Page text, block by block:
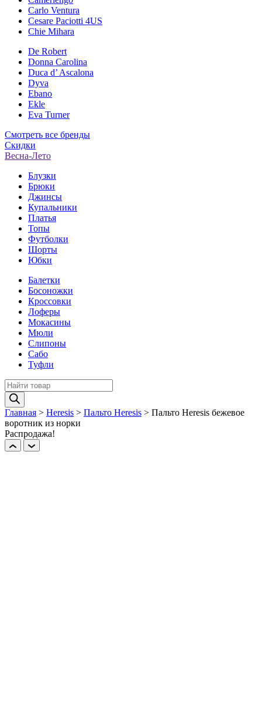
Carlo Ventura
Cesare Paciotti 4US
Chie Mihara
De Robert
Donna Carolina
Duca d’ Ascalona
Dyva
Ebano
Ekle
Eva Turner
Смотреть все бренды
Скидки
Весна-Лето
Блузки
Брюки
Джинсы
Купальники
Платья
Топы
Футболки
Шорты
Юбки
Балетки
Босоножки
Кроссовки
Лоферы
Мокасины
Мюли
Слипоны
Сабо
Туфли
Поиск
товаров
Главная > Heresis > Пальто Heresis > Пальто Heresis бежевое
воротник из норки
Распродажа!